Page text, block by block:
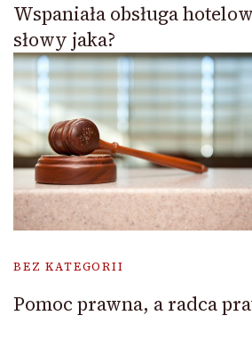
Wspaniała obsługa
słowy jaka?
BEZ KATEGORII
Pomoc prawna, a radca